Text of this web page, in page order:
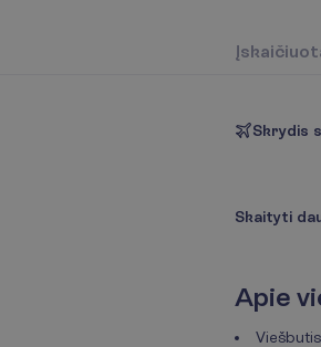
Įskaičiuot
Skrydis
Skaityti da
Apie vi